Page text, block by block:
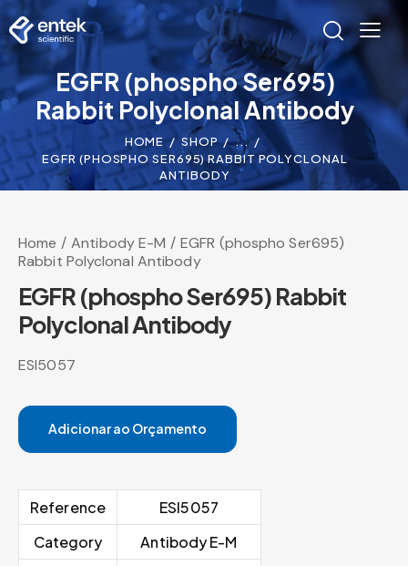
EGFR (phospho Ser695)
Rabbit Polyclonal Antibody
HOME SHOP
...
EGFR (PHOSPHO SER695) RABBIT POLYCLONAL
ANTIBODY
Home Antibody E-M
EGFR (phospho Ser695)
Rabbit Polyclonal Antibody
EGFR (phospho Ser695) Rabbit
Polyclonal Antibody
ESI5057
Adicionar ao Orçamento
Reference
ESI5057
Category
Antibody E-M